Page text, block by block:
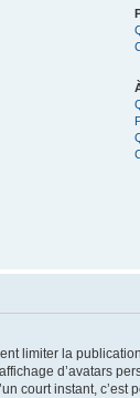
limiter la
d’avatars
court instant,